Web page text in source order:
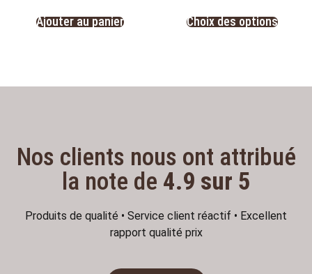
Ajouter au panier Choix des options
Nos clients nous ont attribué
la note de 4.9 sur 5
Produits de qualité • Service client réactif • Excellent
rapport qualité prix